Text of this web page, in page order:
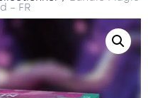
– FR